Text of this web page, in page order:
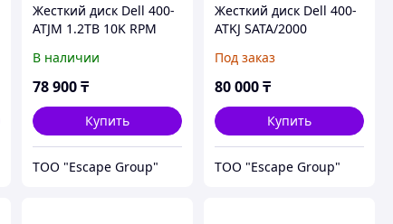
Жесткий диск Dell 400-
ATJM 1.2TB 10K RPM
Hot-plug Hard Drive,
3.5in HYB CARR, CK, 14G
В наличии
78 900 ₸
Купить
ТОО "Escape Group"
Жесткий диск Dell 400-
ATKJ SATA/2000
3.5in Hot-plug Drive,
14G
Под заказ
80 000₸
Купить
ТОО "Escape Group"